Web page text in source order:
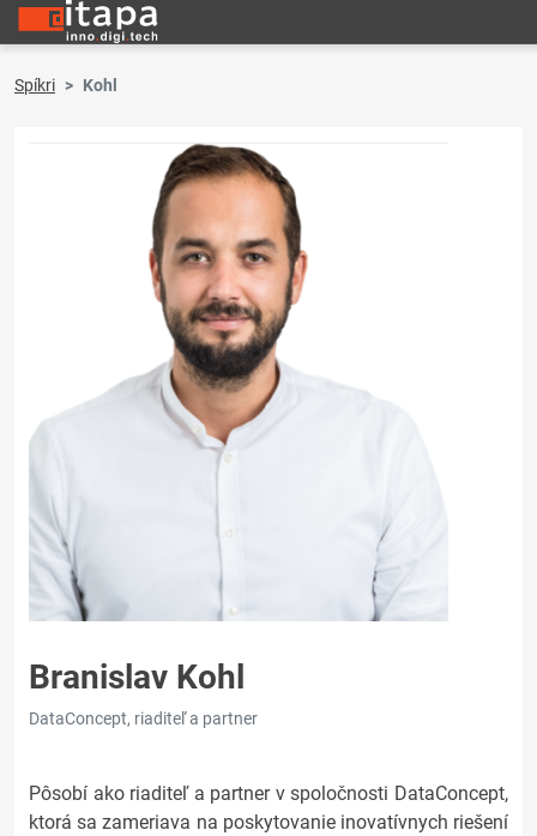
Spíkri Kohl
Branislav Kohl
DataConcept, riaditeľ a partner
Pôsobí ako riaditeľ a partner v spoločnosti DataConcept,
ktorá sa zameriava na poskytovanie inovatívnych riešení